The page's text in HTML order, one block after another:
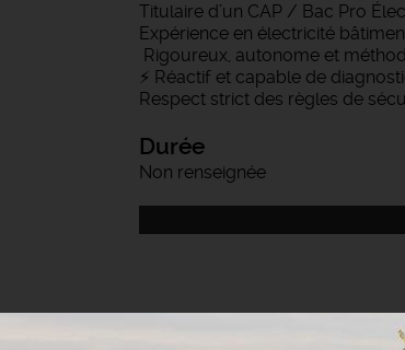
Titulaire d’un CAP / Bac Pro
Expérience en électricité
Rigoureux, autonome et
⚡ Réactif et capable de
Respect strict des règles de
Durée
Non renseignée